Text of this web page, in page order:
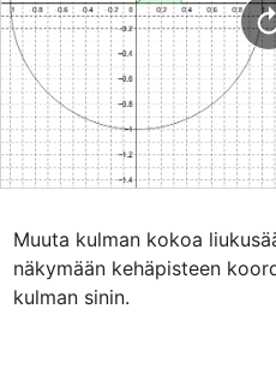
Muuta kulman kokoa
näkymään kehäpisteen
kulman sinin.